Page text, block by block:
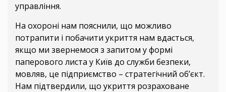
управління.
На охороні нам пояснили, що можливо
потрапити і побачити укриття нам вдасться,
якщо ми звернемося з запитом у формі
паперового листа у Київ до служби безпеки,
мовляв, це підприємство – стратегічний об’єкт.
Нам підтвердили, що укриття розраховане